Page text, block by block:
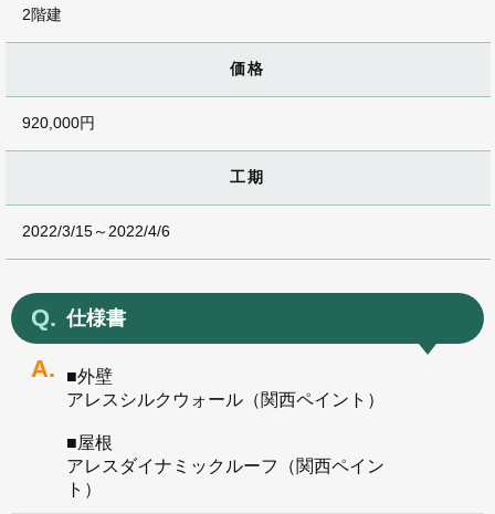
2階建
価格
920,000円
工期
2022/3/15～2022/4/6
仕様書
■外壁
アレスシルクウォール（関西ペイント）
■屋根
アレスダイナミックルーフ（関西ペイン
ト）